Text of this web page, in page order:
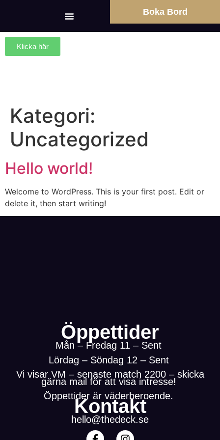
Boka Bord
Klicka här
Kategori:
Uncategorized
Hello world!
Welcome to WordPress. This is your first post. Edit or
delete it, then start writing!
Öppettider
Mån – Fredag 11 – Sent
Lördag – Söndag 12 – Sent
Vi visar VM – senaste match 2200 – skicka
gärna mail för att visa intresse!
Öppettider är väderberoende.
Kontakt
hello@thedeck.se